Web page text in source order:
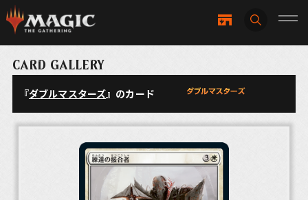
CARD GALLERY
『ダブルマスターズ』のカード